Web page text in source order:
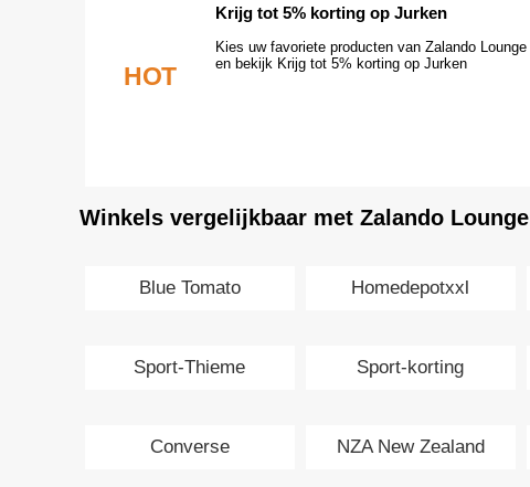
HOT
Krijg tot 5% korting op Jurken
Kies uw favoriete producten van Zalando Lounge
en bekijk Krijg tot 5% korting op Jurken
Winkels vergelijkbaar met Zalando Lounge
Blue Tomato Homedepotxxl
Sport-Thieme Sport-korting
Converse NZA New Zealand